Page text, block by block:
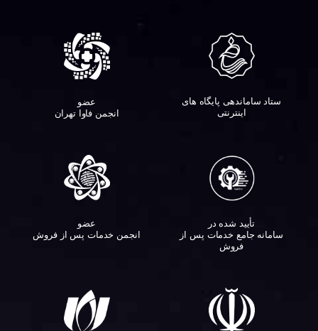
ستاد ساماندهی پایگاه های
اینترنتی
عضو
انجمن فاوا تهران
تأیید شده در
سامانه جامع خدمات پس از
فروش
عضو
انجمن خدمات پس از فروش